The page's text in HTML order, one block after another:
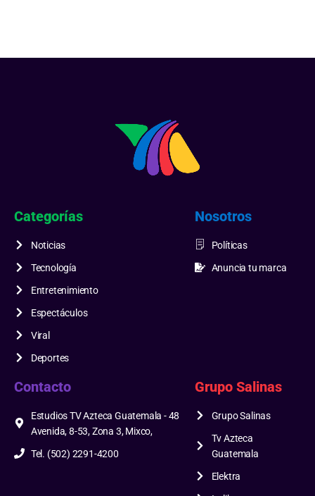
Categorías
Noticias
Tecnología
Entretenimiento
Espectáculos
Viral
Deportes
Nosotros
Políticas
Anuncia tu marca
Contacto
Estudios TV Azteca Guatemala - 48
Avenida, 8-53, Zona 3, Mixco,
Tel. (502) 2291-4200
Grupo Salinas
Grupo Salinas
Tv Azteca
Guatemala
Elektra